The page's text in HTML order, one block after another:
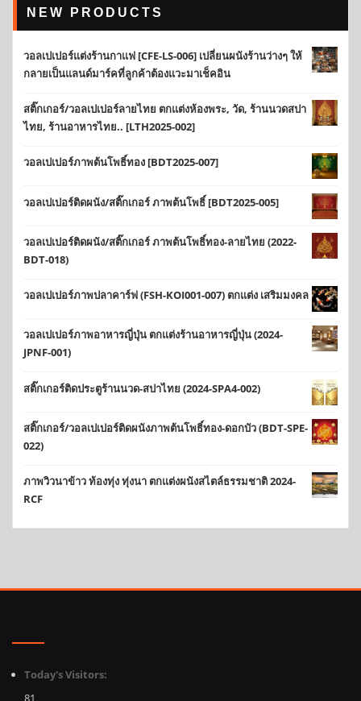
NEW PRODUCTS
วอลเปเปอร์แต่งร้านกาแฟ [CFE-LS-006] เปลี่ยนผนังร้านว่างๆ ให้
กลายเป็นแลนด์มาร์คที่ลูกค้าต้องแวะมาเช็คอิน
สติ๊กเกอร์/วอลเปเปอร์ลายไทย ตกแต่งห้องพระ, วัด, ร้านนวดสปา
ไทย, ร้านอาหารไทย.. [LTH2025-002]
วอลเปเปอร์ภาพต้นโพธิ์ทอง [BDT2025-007]
วอลเปเปอร์ติดผนัง/สติ๊กเกอร์ ภาพต้นโพธิ์ [BDT2025-005]
วอลเปเปอร์ติดผนัง/สติ๊กเกอร์ ภาพต้นโพธิ์ทอง-ลายไทย (2022-
BDT-018)
วอลเปเปอร์ภาพปลาคาร์ฟ (FSH-KOI001-007) ตกแต่ง เสริมมงคล
วอลเปเปอร์ภาพอาหารญี่ปุ่น ตกแต่งร้านอาหารญี่ปุ่น (2024-
JPNF-001)
สติ๊กเกอร์ติดประตูร้านนวด-สปาไทย (2024-SPA4-002)
สติ๊กเกอร์/วอลเปเปอร์ติดผนังภาพต้นโพธิ์ทอง-ดอกบัว (BDT-SPE-
022)
ภาพวิวนาข้าว ท้องทุ่ง ทุ่งนา ตกแต่งผนังสไตล์ธรรมชาติ 2024-
RCF
Today's Visitors:
81